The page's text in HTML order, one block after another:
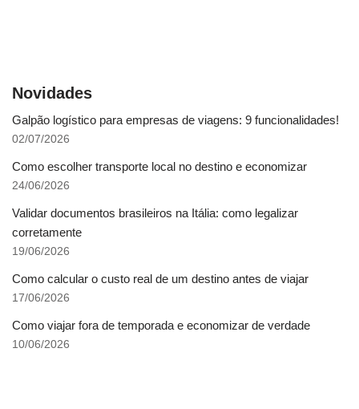
Novidades
Galpão logístico para empresas de viagens: 9 funcionalidades!
02/07/2026
Como escolher transporte local no destino e economizar
24/06/2026
Validar documentos brasileiros na Itália: como legalizar
corretamente
19/06/2026
Como calcular o custo real de um destino antes de viajar
17/06/2026
Como viajar fora de temporada e economizar de verdade
10/06/2026